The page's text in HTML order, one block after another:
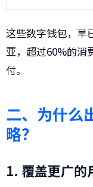
这些数字钱包，
亚，超过60%的消
付。
二、为什么
略？
1. 覆盖更广